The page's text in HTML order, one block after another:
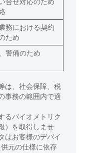
務における契約
ため
警備のため
は、社会保障、税
事務の範囲内で適
るバイオメトリク
）を取得しませ
はお客様のデバイ
元の仕様に依存